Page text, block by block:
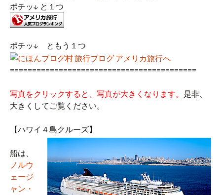
ポチッ↓ と１つ
ポチッ↓ ともう１つ
==========================================
写真をクリックすると、写真が大きくなります。 是非、
大きくしてご覧ください。
【ハワイ４島クルーズ】
船は、
ノルウ
ェージ
ャン・